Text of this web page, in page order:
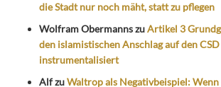
die Stadt nur noch mäht, statt zu pflegen
Wolfram ObermannszuArtikel 3
den islamistischen Anschlag auf den
instrumentalisiert
AlfzuWaltrop als Negativbeispiel: